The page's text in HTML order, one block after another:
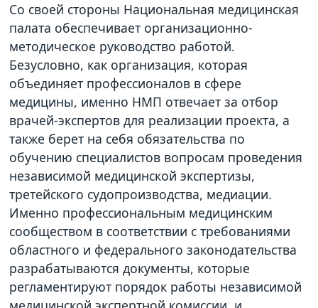
Со своей стороны Национальная медицинская
палата обеспечивает организационно-
методическое руководство работой.
Безусловно, как организация, которая
объединяет профессионалов в сфере
медицины, именно НМП отвечает за отбор
врачей-экспертов для реализации проекта, а
также берет на себя обязательства по
обучению специалистов вопросам проведения
независимой медицинской экспертизы,
третейского судопроизводства, медиации.
Именно профессиональным медицинским
сообществом в соответствии с требованиями
областного и федерального законодательства
разрабатываются документы, которые
регламентируют порядок работы независимой